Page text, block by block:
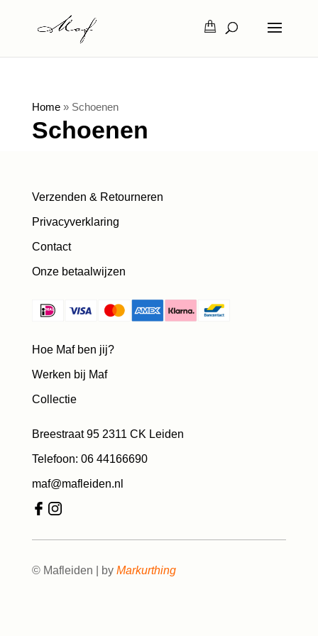
Home» Schoenen
Schoenen
Verzenden & Retourneren
Privacyverklaring
Contact
Onze betaalwijzen
Hoe Maf ben jij?
Werken bij Maf
Collectie
Breestraat 95 2311 CK Leiden
Telefoon: 06 44166690
maf@mafleiden.nl
© Mafleiden | by Markurthing